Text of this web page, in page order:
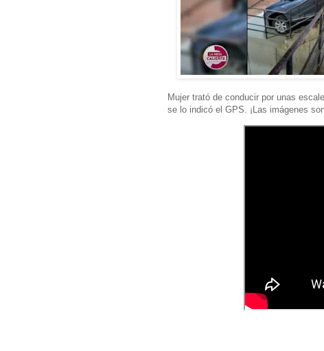
Mujer trató de conducir por unas
se lo indicó el GPS. ¡Las imágenes